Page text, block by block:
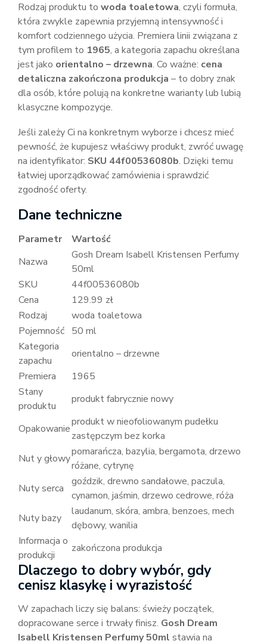
Rodzaj produktu to woda toaletowa, czyli formuła,
która zwykle zapewnia przyjemną intensywność i
komfort codziennego użycia. Premiera linii związana z
tym profilem to 1965, a kategoria zapachu określana
jest jako orientalno – drzewna. Co ważne: cena
detaliczna zakończona produkcja – to dobry znak
dla osób, które polują na konkretne warianty lub lubią
klasyczne kompozycje.
Jeśli zależy Ci na konkretnym wyborze i chcesz mieć
pewność, że kupujesz właściwy produkt, zwróć uwagę
na identyfikator: SKU 44f00536080b. Dzięki temu
łatwiej uporządkować zamówienia i sprawdzić
zgodność oferty.
Dane techniczne
Parametr
Wartość
Nazwa
Gosh Dream Isabell Kristensen Perfumy
50ml
SKU
44f00536080b
Cena
129.99 zł
Rodzaj
woda toaletowa
Pojemność 50 ml
Kategoria
zapachu
orientalno – drzewne
Premiera
1965
Stany
produktu
produkt fabrycznie nowy
Opakowanie
produkt w nieofoliowanym pudełku
zastępczym bez korka
Nut y głowy
pomarańcza, bazylia, bergamota, drzewo
różane, cytrynę
Nuty serca
goździk, drewno sandałowe, paczula,
cynamon, jaśmin, drzewo cedrowe, róża
Nuty bazy
laudanum, skóra, ambra, benzoes, mech
dębowy, wanilia
Informacja o
produkcji
zakończona produkcja
Dlaczego to dobry wybór, gdy
cenisz klasykę i wyrazistość
W zapachach liczy się balans: świeży początek,
dopracowane serce i trwały finisz. Gosh Dream
Isabell Kristensen Perfumy 50ml stawia na